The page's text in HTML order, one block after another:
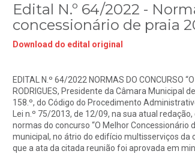
Edital N.º 64/2022 -
concessionário de praia
Download do edital original
EDITAL N.º 64/2022 NORMAS DO CONCURSO
RODRIGUES, Presidente da Câmara Municipal
158.º, do Código do Procedimento
Lei n.º 75/2013, de 12/09, na sua atual
normas do concurso “O Melhor Concessionário
municipal, no átrio do edifício multisserviços da
que a ata da citada reunião foi aprovada em